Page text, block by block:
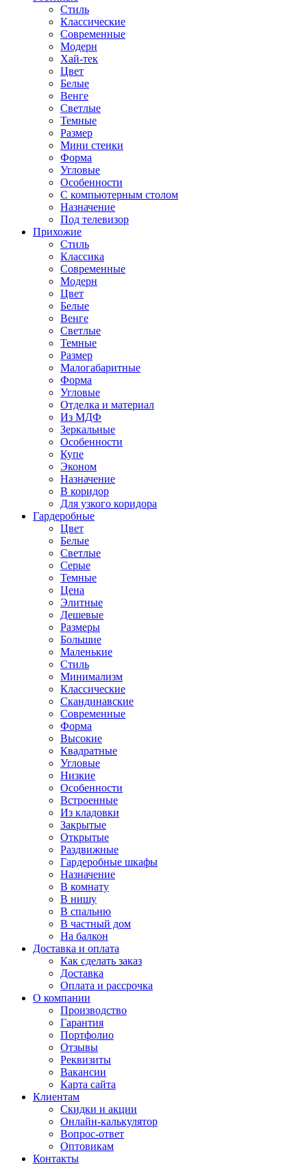
Стиль
Классические
Современные
Модерн
Хай-тек
Цвет
Белые
Венге
Светлые
Темные
Размер
Мини стенки
Форма
Угловые
Особенности
С компьютерным столом
Назначение
Под телевизор
Прихожие
Стиль
Классика
Современные
Модерн
Цвет
Белые
Венге
Светлые
Темные
Размер
Малогабаритные
Форма
Угловые
Отделка и материал
Из МДФ
Зеркальные
Особенности
Купе
Эконом
Назначение
В коридор
Для узкого коридора
Гардеробные
Цвет
Белые
Светлые
Серые
Темные
Цена
Элитные
Дешевые
Размеры
Большие
Маленькие
Стиль
Минимализм
Классические
Скандинавские
Современные
Форма
Высокие
Квадратные
Угловые
Низкие
Особенности
Встроенные
Из кладовки
Закрытые
Открытые
Раздвижные
Гардеробные шкафы
Назначение
В комнату
В нишу
В спальню
В частный дом
На балкон
Доставка и оплата
Как сделать заказ
Доставка
Оплата и рассрочка
О компании
Производство
Гарантия
Портфолио
Отзывы
Реквизиты
Вакансии
Карта сайта
Клиентам
Скидки и акции
Онлайн-калькулятор
Вопрос-ответ
Оптовикам
Контакты